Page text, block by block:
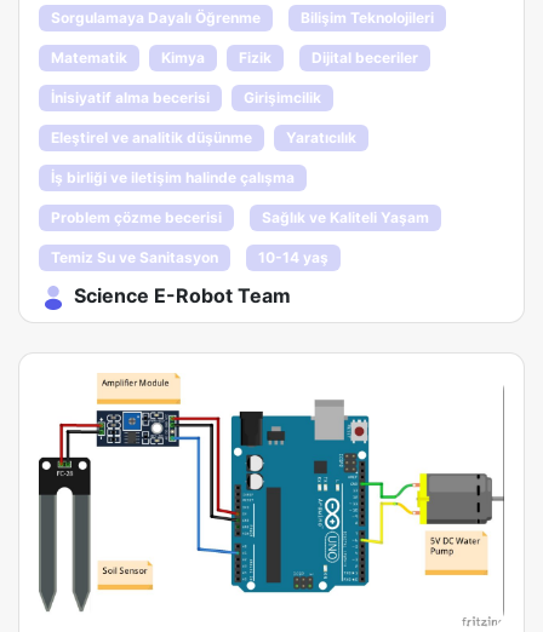
Sorgulamaya Dayalı Öğrenme Bilişim Teknolojileri
Matematik Kimya Fizik Dijital beceriler
İnisiyatif alma becerisi Girişimcilik
Eleştirel ve analitik düşünme Yaratıcılık
İş birliği ve iletişim halinde çalışma
Problem çözme becerisi Sağlık ve Kaliteli Yaşam
Temiz Su ve Sanitasyon 10-14 yaş
Science E-Robot Team